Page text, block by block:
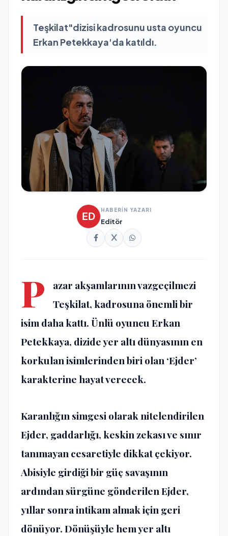
Teşkilat"dizisi kadrosunu usta oyuncu
Erkan Petekkaya'da katıldı.
HABERİN YAZARI
Editör
P
azar akşamlarının vazgeçilmezi
Teşkilat, kadrosuna önemli bir
isim daha kattı. Ünlü oyuncu Erkan
Petekkaya, dizide yer altı dünyasının en
korkulan isimlerinden biri olan ‘Ejder’
karakterine hayat verecek.
Karanlığın simgesi olarak nitelendirilen
Ejder, gaddarlığı, keskin zekası ve sınır
tanımayan cesaretiyle dikkat çekiyor.
Abisiyle girdiği bir güç savaşının
ardından sürgüne gönderilen Ejder,
yıllar sonra intikam almak için geri
dönüyor. Dönüşüyle hem yer altı